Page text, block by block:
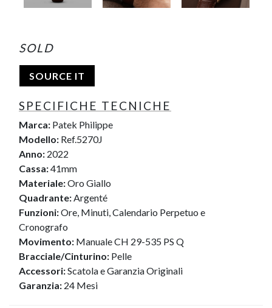
SOLD
SOURCE IT
SPECIFICHE TECNICHE
Marca: Patek Philippe
Modello: Ref.5270J
Anno: 2022
Cassa:41mm
Materiale:Oro Giallo
Quadrante:Argenté
Funzioni:Ore, Minuti, Calendario Perpetuo e
Cronografo
Movimento: Manuale CH 29-535 PS Q
Bracciale/Cinturino: Pelle
Accessori:Scatola e Garanzia Originali
Garanzia: 24 Mesi